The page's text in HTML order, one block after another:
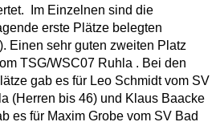
Im Einzelnen sind die
erste Plätze belegten
Einen sehr guten zweiten Platz
TSG/WSC07 Ruhla . Bei den
gab es für Leo Schmidt vom SV
(Herren bis 46) und Klaus Baacke
es für Maxim Grobe vom SV Bad